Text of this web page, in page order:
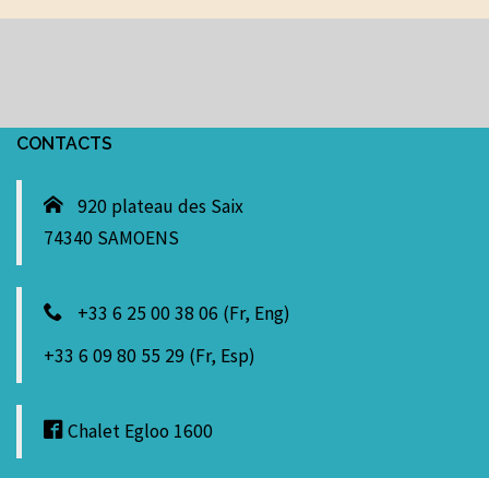
CONTACTS
920 plateau des Saix
74340 SAMOENS
+33 6 25 00 38 06 (Fr, Eng)
+33 6 09 80 55 29 (Fr, Esp)
Chalet Egloo 1600